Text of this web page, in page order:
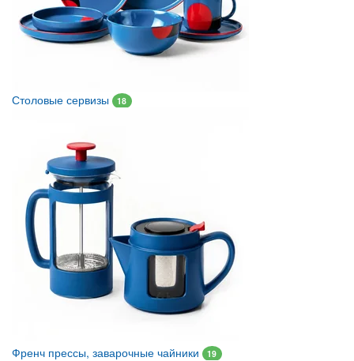
Столовые сервизы 18
Френч прессы, заварочные чайники 19